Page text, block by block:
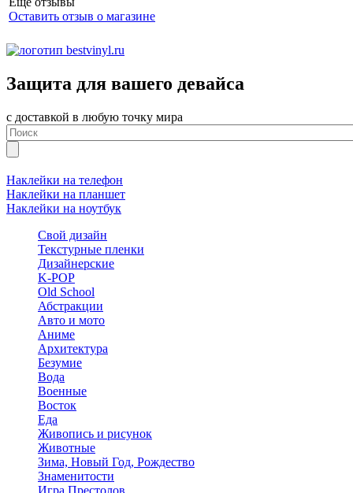
Оставить отзыв о магазине
Защита для вашего девайса
с доставкой в любую точку мира
Наклейки на телефон
Наклейки на планшет
Наклейки на ноутбук
Свой дизайн
Текстурные пленки
Дизайнерские
K-POP
Old School
Абстракции
Авто и мото
Аниме
Архитектура
Безумие
Вода
Военные
Восток
Еда
Живопись и рисунок
Животные
Зима, Новый Год, Рождество
Знаменитости
Игра Престолов